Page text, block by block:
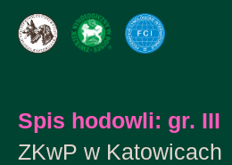
Spis hodowli: gr. III
ZKwP w Katowicach